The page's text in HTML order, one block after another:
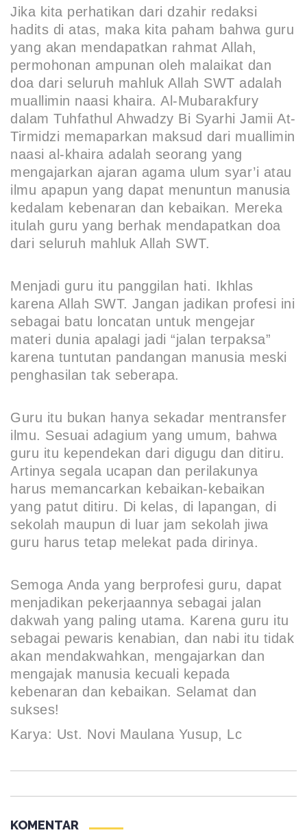
Jika kita perhatikan dari dzahir redaksi
hadits di atas, maka kita paham bahwa guru
yang akan mendapatkan rahmat Allah,
permohonan ampunan oleh malaikat dan
doa dari seluruh mahluk Allah SWT adalah
muallimin naasi khaira. Al-Mubarakfury
dalam Tuhfathul Ahwadzy Bi Syarhi Jamii At-
Tirmidzi memaparkan maksud dari muallimin
naasi al-khaira adalah seorang yang
mengajarkan ajaran agama ulum syar’i atau
ilmu apapun yang dapat menuntun manusia
kedalam kebenaran dan kebaikan. Mereka
itulah guru yang berhak mendapatkan doa
dari seluruh mahluk Allah SWT.
Menjadi guru itu panggilan hati. Ikhlas
karena Allah SWT. Jangan jadikan profesi ini
sebagai batu loncatan untuk mengejar
materi dunia apalagi jadi “jalan terpaksa”
karena tuntutan pandangan manusia meski
penghasilan tak seberapa.
Guru itu bukan hanya sekadar mentransfer
ilmu. Sesuai adagium yang umum, bahwa
guru itu kependekan dari digugu dan ditiru.
Artinya segala ucapan dan perilakunya
harus memancarkan kebaikan-kebaikan
yang patut ditiru. Di kelas, di lapangan, di
sekolah maupun di luar jam sekolah jiwa
guru harus tetap melekat pada dirinya.
Semoga Anda yang berprofesi guru, dapat
menjadikan pekerjaannya sebagai jalan
dakwah yang paling utama. Karena guru itu
sebagai pewaris kenabian, dan nabi itu tidak
akan mendakwahkan, mengajarkan dan
mengajak manusia kecuali kepada
kebenaran dan kebaikan. Selamat dan
sukses!
Karya: Ust. Novi Maulana Yusup, Lc
KOMENTAR